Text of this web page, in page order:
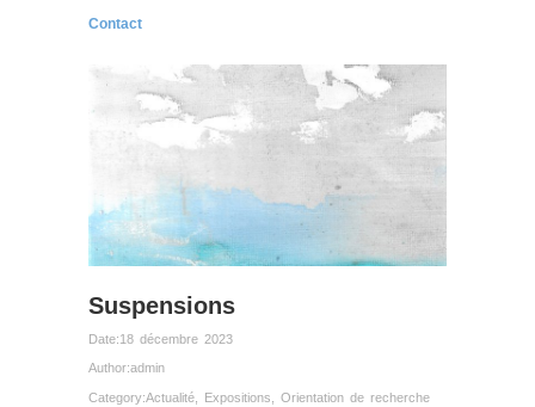
Contact
Suspensions
Date:18 décembre 2023
Author:admin
Category:Actualité Expositions Orientation de recherche